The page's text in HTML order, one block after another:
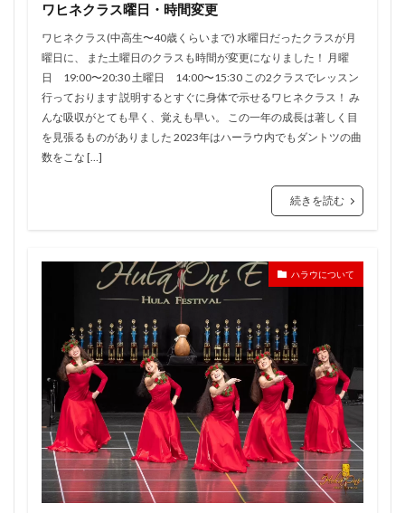
ワヒネクラス曜日・時間変更
ワヒネクラス(中高生〜40歳くらいまで) 水曜日だったクラスが月
曜日に、 また土曜日のクラスも時間が変更になりました！ 月曜
日 19:00〜20:30 土曜日 14:00〜15:30 この2クラスでレッスン
行っております 説明するとすぐに身体で示せるワヒネクラス！ み
んな吸収がとても早く、覚えも早い。 この一年の成長は著しく目
を見張るものがありました 2023年はハーラウ内でもダントツの曲
数をこな […]
続きを読む
ハラウについて